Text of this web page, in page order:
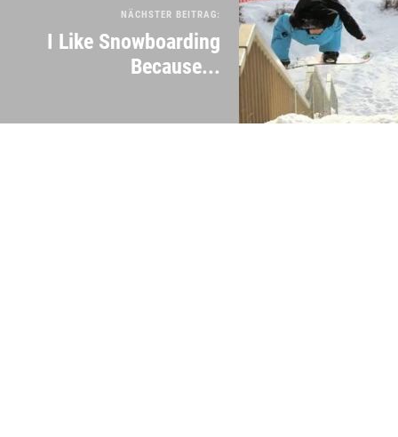
NÄCHSTER BEITRAG:
I Like Snowboarding
Because...